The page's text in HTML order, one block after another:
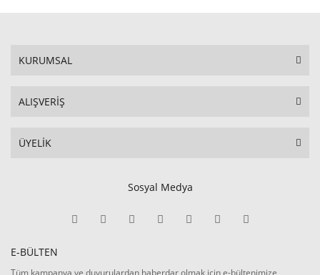
KURUMSAL
ALIŞVERİŞ
ÜYELİK
Sosyal Medya
E-BÜLTEN
Tüm kampanya ve duyurulardan haberdar olmak için e-bültenimize